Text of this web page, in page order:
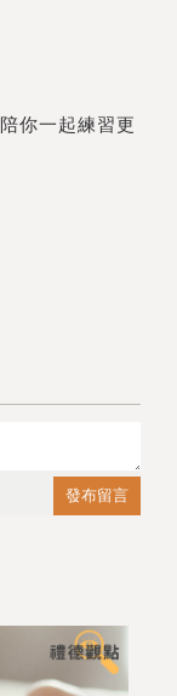
你一起練習更
發布留言